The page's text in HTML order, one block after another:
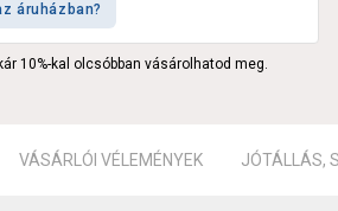
áruházban?
10%-kal olcsóbban vásárolhatod meg.
VÁSÁRLÓI VÉLEMÉNYEK JÓTÁLLÁS,